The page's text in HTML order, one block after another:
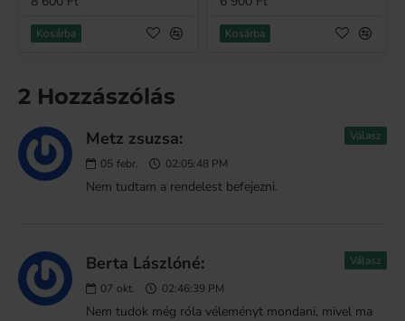
Kosárba Kosárba
2 Hozzászólás
Metz zsuzsa:
05 febr. 02:05:48 PM
Válasz
Nem tudtam a rendelest befejezni.
Berta Lászlóné:
07 okt. 02:46:39 PM
Válasz
Nem tudok még róla véleményt mondani, mivel ma